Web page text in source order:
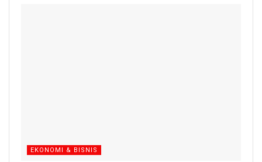
EKONOMI & BISNIS